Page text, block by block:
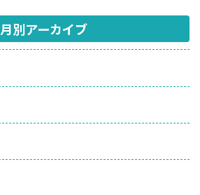
月別アーカイブ